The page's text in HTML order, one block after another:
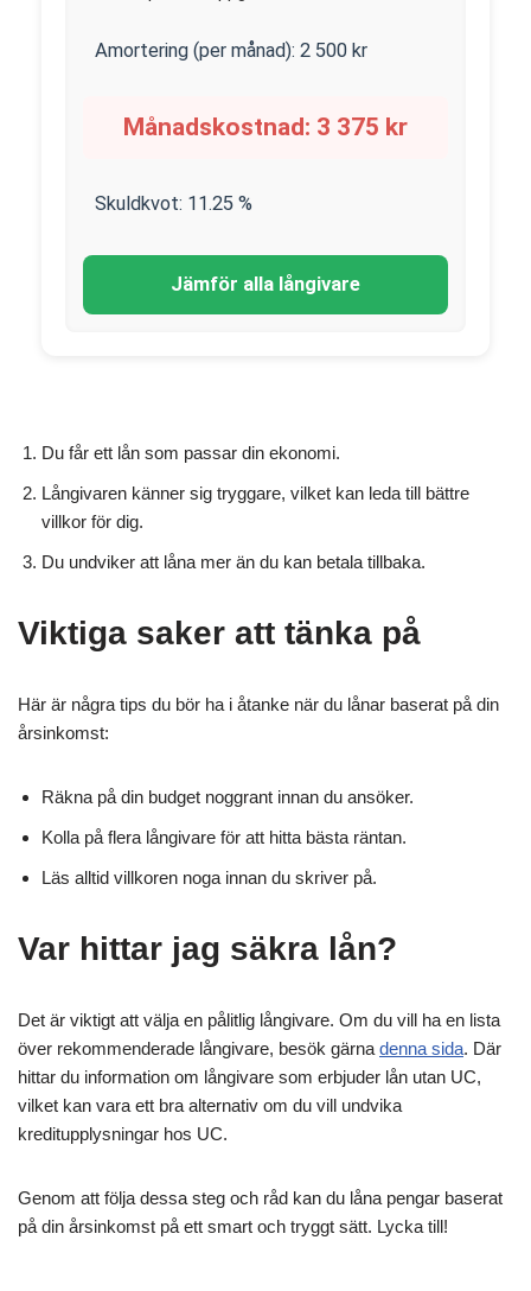
Amortering (per månad): 2 500 kr
Månadskostnad: 3 375 kr
Skuldkvot: 11.25 %
Jämför alla långivare
Du får ett lån som passar din ekonomi.
Långivaren känner sig tryggare, vilket kan leda till bättre
villkor för dig.
Du undviker att låna mer än du kan betala tillbaka.
Viktiga saker att tänka på
Här är några tips du bör ha i åtanke när du lånar baserat på din
årsinkomst:
Räkna på din budget noggrant innan du ansöker.
Kolla på flera långivare för att hitta bästa räntan.
Läs alltid villkoren noga innan du skriver på.
Var hittar jag säkra lån?
Det är viktigt att välja en pålitlig långivare. Om du vill ha en lista
över rekommenderade långivare, besök gärna denna sida. Där
hittar du information om långivare som erbjuder lån utan UC,
vilket kan vara ett bra alternativ om du vill undvika
kreditupplysningar hos UC.
Genom att följa dessa steg och råd kan du låna pengar baserat
på din årsinkomst på ett smart och tryggt sätt. Lycka till!